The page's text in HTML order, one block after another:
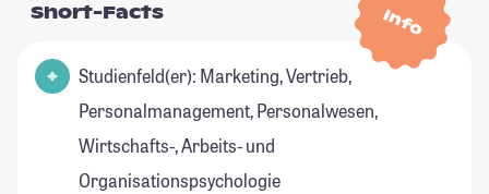
Info
Short-Facts
Studienfeld(er): Marketing, Vertrieb,
Personalmanagement, Personalwesen,
Wirtschafts-, Arbeits- und
Organisationspsychologie